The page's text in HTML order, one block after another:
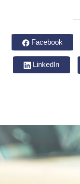
Facebook
LinkedIn